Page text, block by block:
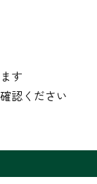
す
認ください